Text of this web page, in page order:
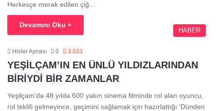
Herkesçe merak edilen çiğ…
Devamını Oku »
HABER
Hisler Aynası 0 3.033
YEŞİLÇAM’IN EN ÜNLÜ YILDIZLARINDAN
BİRİYDİ BİR ZAMANLAR
Yeşilçam’da 48 yılda 600 yakın sinema filminde rol alan oyuncu,
rol teklifi gelmeyince, geçimini sağlamak için hazırlattığı ‘Dünden